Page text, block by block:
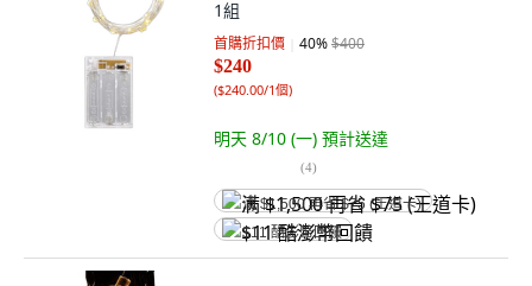
1組
首購折扣價 40%$400
$240
($240.00/1個)
明天 8/10 (一) 預計送達
(4)
满 $1,500 再省 $75 (王道卡)
$11 酷澎幣回饋